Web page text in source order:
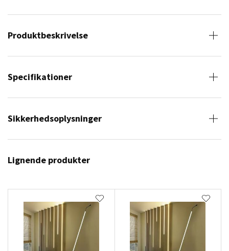
Produktbeskrivelse
Specifikationer
Sikkerhedsoplysninger
Lignende produkter